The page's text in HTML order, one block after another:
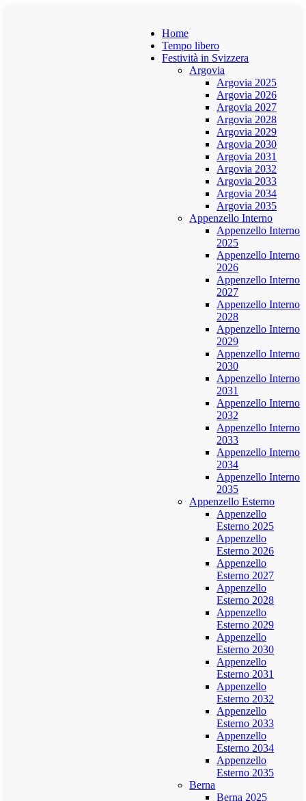
Home
Tempo libero
Festività in Svizzera
Argovia
Argovia 2025
Argovia 2026
Argovia 2027
Argovia 2028
Argovia 2029
Argovia 2030
Argovia 2031
Argovia 2032
Argovia 2033
Argovia 2034
Argovia 2035
Appenzello Interno
Appenzello Interno
2025
Appenzello Interno
2026
Appenzello Interno
2027
Appenzello Interno
2028
Appenzello Interno
2029
Appenzello Interno
2030
Appenzello Interno
2031
Appenzello Interno
2032
Appenzello Interno
2033
Appenzello Interno
2034
Appenzello Interno
2035
Appenzello Esterno
Appenzello
Esterno 2025
Appenzello
Esterno 2026
Appenzello
Esterno 2027
Appenzello
Esterno 2028
Appenzello
Esterno 2029
Appenzello
Esterno 2030
Appenzello
Esterno 2031
Appenzello
Esterno 2032
Appenzello
Esterno 2033
Appenzello
Esterno 2034
Appenzello
Esterno 2035
Berna
Berna 2025